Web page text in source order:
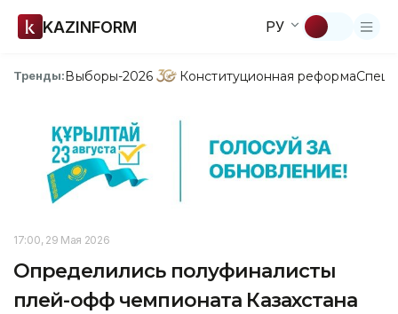
KAZINFORM РУ
Тренды:Выборы-2026 Конституционная реформа
17:00, 29 Мая 2026
Определились полуфиналисты
плей-офф чемпионата Казахстана